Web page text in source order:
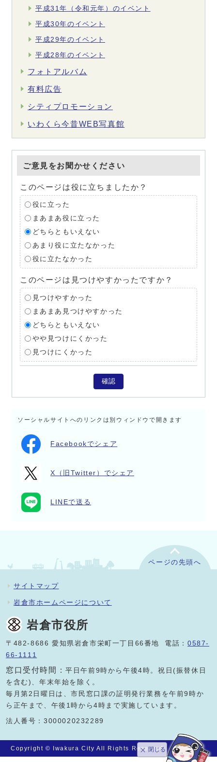
平成31年（令和元年）のイベント
平成30年のイベント
平成29年のイベント
平成28年のイベント
フォトアルバム
有料広告
シティプロモーション
いわくら今昔WEB写真館
ご意見をお聞かせください
このページは役に立ちましたか？
役に立った
まあまあ役に立った
どちらともいえない
あまり役に立たなかった
役に立たなかった
このページは見つけやすかったですか？
見つけやすかった
まあまあ見つけやすかった
どちらともいえない
やや見つけにくかった
見つけにくかった
確認
ソーシャルサイトへのリンクは別ウィンドウで開きます
Facebookでシェア
X（旧Twitter）でシェア
LINEで送る
閉じる
ページの先頭へ
サイトマップ
岩倉市ホームページについて
岩倉市役所
〒482-8686 愛知県岩倉市栄町一丁目66番地 電話：0587-
66-1111
窓口受付時間：平日午前9時から午後4時。祝日(振替休日
を含む)、年末年始を除く。
毎月第2日曜日は、市民窓口課の証明発行業務を午前9時か
ら正午まで、午後1時から4時まで実施しています。
法人番号：3000020232289
Copyright © Iwakura City All Rights Reserved.